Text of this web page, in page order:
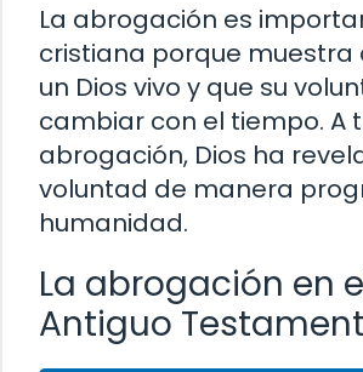
La abrogación es
cristiana porque muestra
un Dios vivo y que su
cambiar con el tiempo. A
abrogación, Dios ha
voluntad de manera
humanidad.
La abrogación en
Antiguo